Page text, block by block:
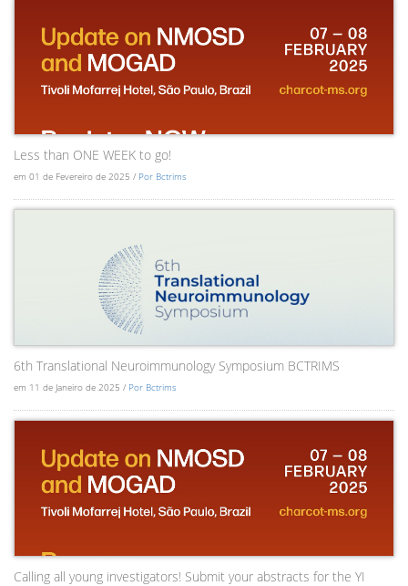
Less than ONE WEEK to go!
em 01 de Fevereiro de 2025 / Por Bctrims
6th Translational Neuroimmunology Symposium BCTRIMS
em 11 de Janeiro de 2025 / Por Bctrims
Calling all young investigators! Submit your abstracts for the YI